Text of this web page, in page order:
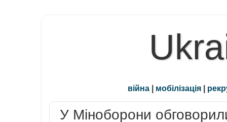
війна | мобілізація |
У Міноборони